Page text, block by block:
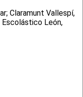
Claramunt Vallespí,
Escolástico León,